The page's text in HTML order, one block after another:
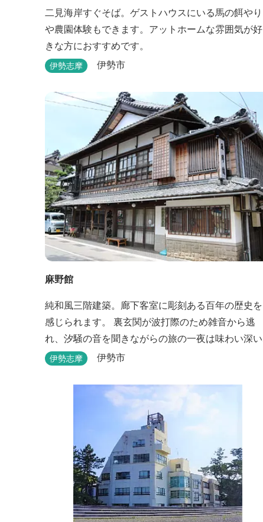
二見海岸すぐそば。ゲストハウスにいる馬の餌やり
や農園体験もできます。アットホームな雰囲気が好
きな方におすすめです。
伊勢志摩 伊勢市
麻野館
純和風三階建築。廊下客室に彫刻ある百年の歴史を
感じられます。 裏玄関が波打際のため雑音から逃
れ、汐騒の音を聞きながらの旅の一夜は味わい深い
ものがあります。 ※別館「いろは館」には、エイリ
た方はビックリしますよ。
伊勢志摩 伊勢市